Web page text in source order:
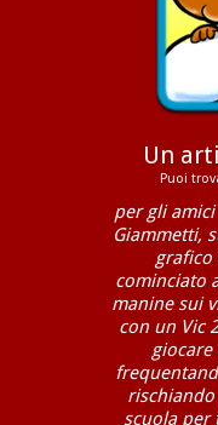
Un
Puoi
per gli
Giammetti,
grafico
cominciato
manine sui
con un Vic
scuola per